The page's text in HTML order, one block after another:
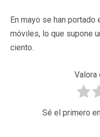
En mayo se han portado
móviles, lo que supone
ciento.
Valora
Sé el primero